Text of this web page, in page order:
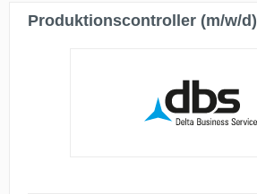
Produktionscontroller (m/w/d)